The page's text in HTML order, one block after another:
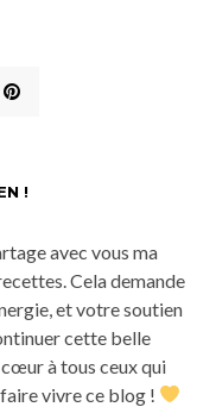
!
avec vous ma
Cela demande
et votre soutien
cette belle
à tous ceux qui
vivre ce blog !